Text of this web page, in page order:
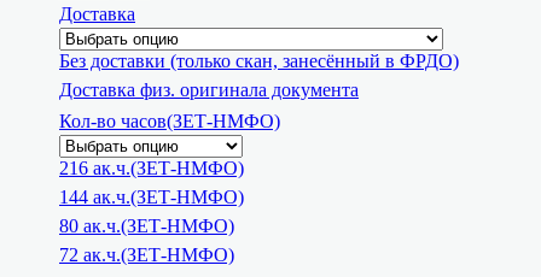
Доставка
Без доставки (только скан, занесённый в ФРДО)
Доставка физ. оригинала документа
Кол-во часов(ЗЕТ-НМФО)
216 ак.ч.(ЗЕТ-НМФО)
144 ак.ч.(ЗЕТ-НМФО)
80 ак.ч.(ЗЕТ-НМФО)
72 ак.ч.(ЗЕТ-НМФО)